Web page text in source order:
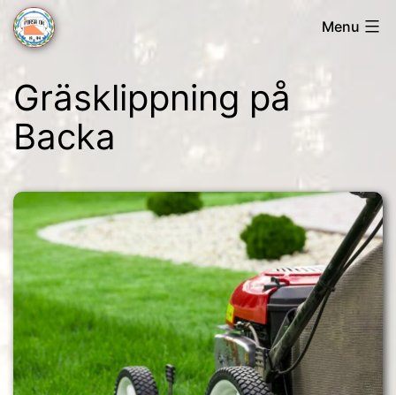
Skip
to
OK
Menu
Gräsklippning på
Backa